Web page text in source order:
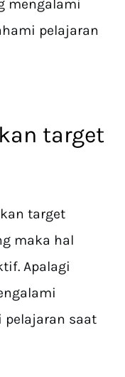
mengalami
pelajaran
target
target
maka hal
Apalagi
saat